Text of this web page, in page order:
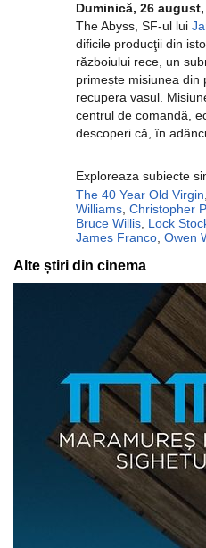
Duminică, 26
The Abyss, SF-ul lui
dificile producţii din
războiului rece, un
primește misiunea din
recupera vasul.
centrul de comandă,
descoperi că, în
Exploreaza subiecte
The 40 Year Old Virgin
Williams Christopher
Bruce Willis Lock
James Franco Owen
Alte știri din cinema